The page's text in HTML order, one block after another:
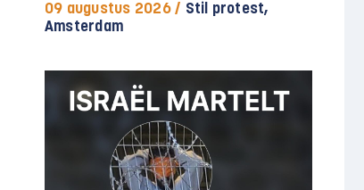
09 augustus 2026 / Stil protest,
Amsterdam